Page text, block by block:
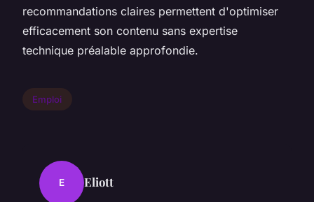
recommandations claires permettent d'optimiser
efficacement son contenu sans expertise
technique préalable approfondie.
Emploi
E Eliott